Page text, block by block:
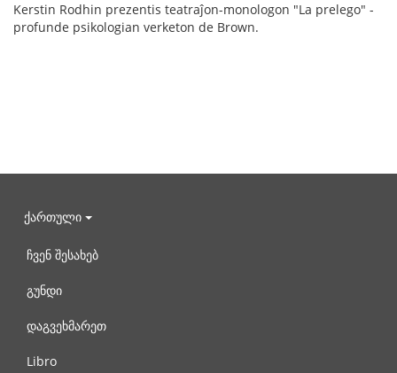
Kerstin Rodhin prezentis teatraĵon-monologon "La prelego" -
profunde psikologian verketon de Brown.
ქართული
ჩვენ შესახებ
გუნდი
დაგვეხმარეთ
Libro